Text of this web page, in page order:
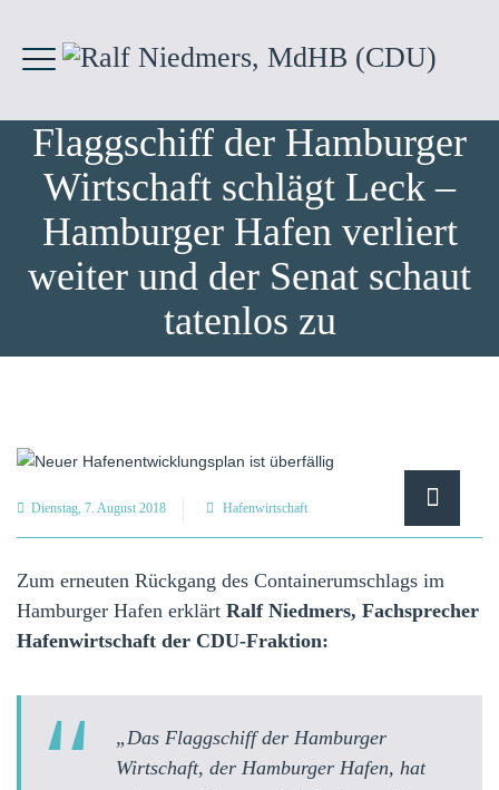
Flaggschiff der Hamburger
Wirtschaft schlägt Leck –
Hamburger Hafen verliert
weiter und der Senat schaut
tatenlos zu
Dienstag, 7. August 2018 Hafenwirtschaft
Zum erneuten Rückgang des Containerumschlags im
Hamburger Hafen erklärt Ralf Niedmers, Fachsprecher
Hafenwirtschaft der CDU-Fraktion:
„Das Flaggschiff der Hamburger
Wirtschaft, der Hamburger Hafen, hat